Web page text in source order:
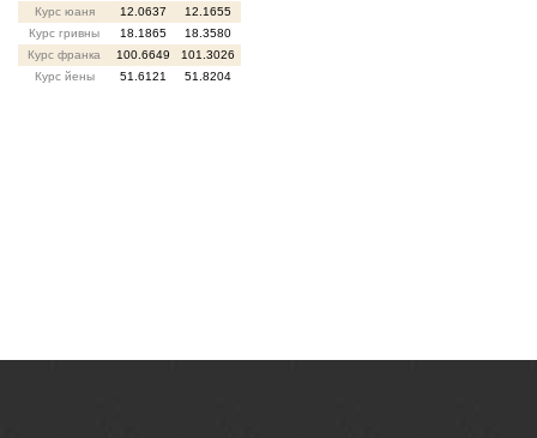
Курс юаня
12.0637
12.1655
Курс гривны
18.1865
18.3580
Курс франка
100.6649
101.3026
Курс йены
51.6121 51.8204